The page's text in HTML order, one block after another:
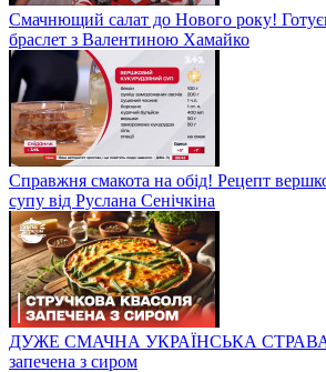
Смачнющий салат до Нового року!
браслет з Валентиною Хамайко
Справжня смакота на обід! Рецепт
супу від Руслана Сенічкіна
ДУЖЕ СМАЧНА УКРАЇНСЬКА СТРАВА!
запечена з сиром